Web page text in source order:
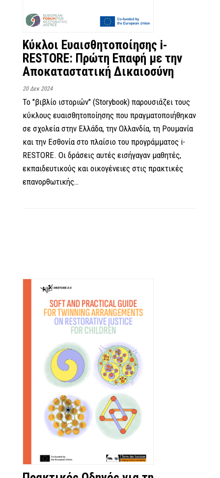
Κύκλοι Ευαισθητοποίησης i-
RESTORE: Πρώτη Επαφή με την
Αποκαταστατική Δικαιοσύνη
20 Δεκ 2024
Το "βιβλίο ιστοριών" (Storybook) παρουσιάζει τους
κύκλους ευαισθητοποίησης που πραγματοποιήθηκαν
σε σχολεία στην Ελλάδα, την Ολλανδία, τη Ρουμανία
και την Εσθονία στο πλαίσιο του προγράμματος i-
RESTORE. Οι δράσεις αυτές εισήγαγαν μαθητές,
εκπαιδευτικούς και οικογένειες στις πρακτικές
επανορθωτικής…